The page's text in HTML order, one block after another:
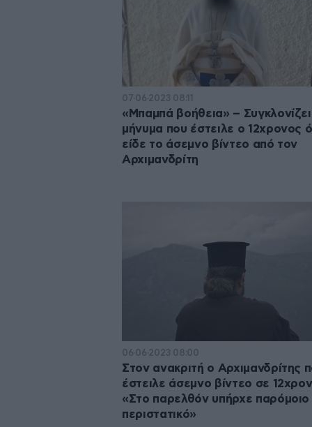
07·06·2023 08:11
«Μπαμπά βοήθεια» –
μήνυμα που έστειλε ο 12χρονος
είδε το άσεμνο βίντεο από τον
Αρχιμανδρίτη
06·06·2023 08:00
Στον ανακριτή ο Aρχιμανδρίτης
έστειλε άσεμνο βίντεο σε
«Στο παρελθόν υπήρχε παρόμοιο
περιστατικό»